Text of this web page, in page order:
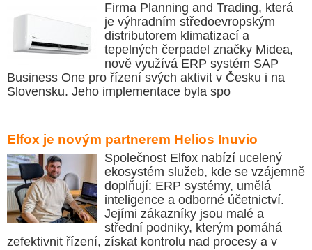
Firma Planning and Trading, která
je výhradním středoevropským
distributorem klimatizací a
tepelných čerpadel značky Midea,
nově využívá ERP systém SAP
Business One pro řízení svých aktivit v Česku i na
Slovensku. Jeho implementace byla spo
Elfox je novým partnerem Helios Inuvio
Společnost Elfox nabízí ucelený
ekosystém služeb, kde se vzájemně
doplňují: ERP systémy, umělá
inteligence a odborné účetnictví.
Jejími zákazníky jsou malé a
střední podniky, kterým pomáhá
zefektivnit řízení, získat kontrolu nad procesy a v